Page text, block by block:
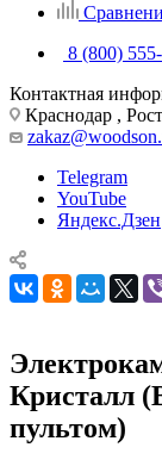
8 (800)
Контактная
Краснодар ,
Telegram
YouTube
Яндекс.Дзен
Кристалл
пультом)